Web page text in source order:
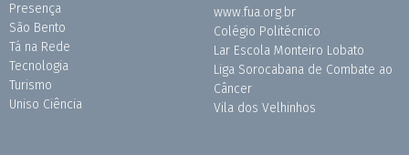
Presença
São Bento
Tá na Rede
Tecnologia
Turismo
Uniso Ciência
www.fua.org.br
Colégio Politécnico
Lar Escola Monteiro Lobato
Liga Sorocabana de Combate ao
Câncer
Vila dos Velhinhos